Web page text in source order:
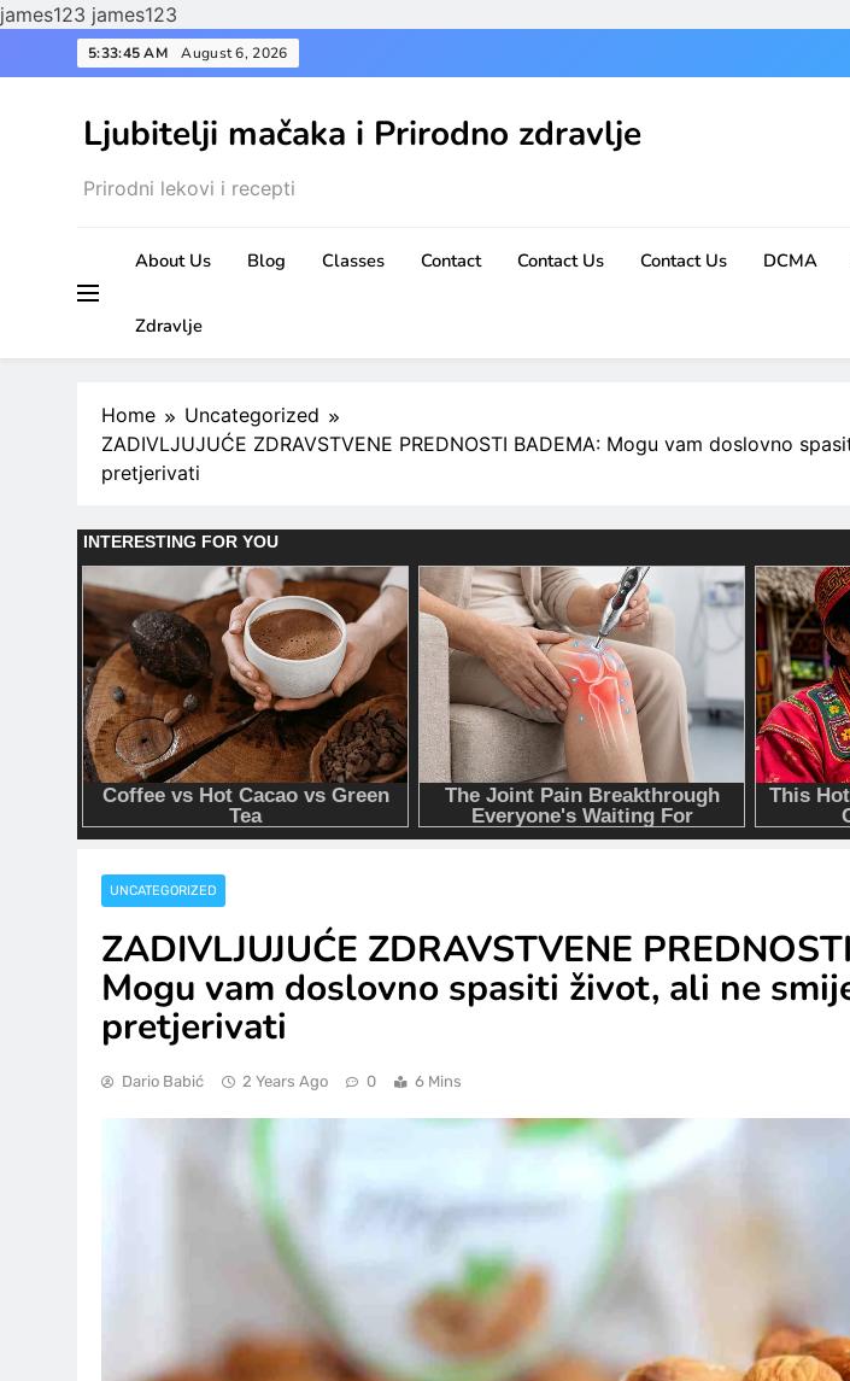
james123 james123
to
5:33:47 AM August 6, 2026
Ljubitelji mačaka i Prirodno zdravlje
Prirodni lekovi i recepti
About Us Blog Classes Contact Contact Us Contact Us DCMA
Zdravlje
Home
Uncategorized
ZADIVLJUJUĆE ZDRAVSTVENE PREDNOSTI BADEMA: Mogu vam doslovno
pretjerivati
UNCATEGORIZED
ZADIVLJUJUĆE ZDRAVSTVENE
Mogu vam doslovno spasiti život, ali ne
pretjerivati
Dario Babić 2 Years Ago 0 6 Mins